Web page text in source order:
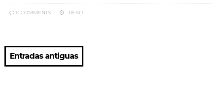
0 COMMENTS READ
Entradas antiguas